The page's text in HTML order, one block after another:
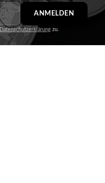
ANMELDEN
Datenschutzerklärung zu.